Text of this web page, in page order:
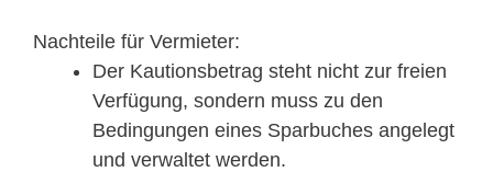
Nachteile für Vermieter:
Der Kautionsbetrag steht nicht zur freien
Verfügung, sondern muss zu den
Bedingungen eines Sparbuches angelegt
und verwaltet werden.